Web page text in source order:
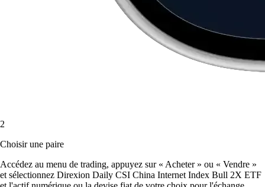
2
Choisir une paire
Accédez au menu de trading, appuyez sur « Acheter » ou « Vendre »
et sélectionnez Direxion Daily CSI China Internet Index Bull 2X ETF